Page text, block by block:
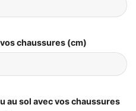
chaussures (cm)
au sol avec vos chaussures